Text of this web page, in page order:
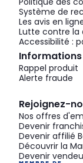
Système de
Les avis en
Lutte contre la
Accessibilité :
Rappel produit
Alerte fraude
Rejoignez-
Nos offres
Devenir
Devenir affilié
Découvrir la
Devenir